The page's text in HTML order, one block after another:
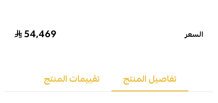
السعر 54,469
تفاصيل المنتج تقييمات المنتج